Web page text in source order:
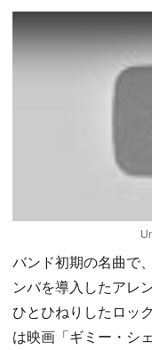
バンド初期の名曲で
ンバを導入したアレ
ひとひねりしたロッ
は映画「ギミー・シ